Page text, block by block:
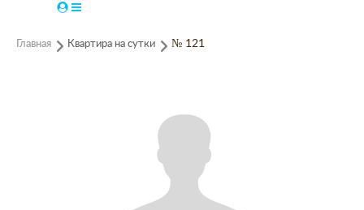
Главная Квартира на сутки № 121